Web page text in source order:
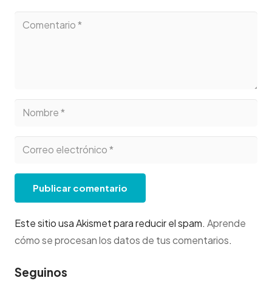
Publicar comentario
Este sitio usa Akismet para reducir el spam. Aprende
cómo se procesan los datos de tus comentarios.
Seguinos